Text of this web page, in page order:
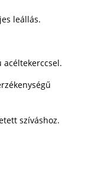
leállás.
acéltekerccsel.
szíváshoz.